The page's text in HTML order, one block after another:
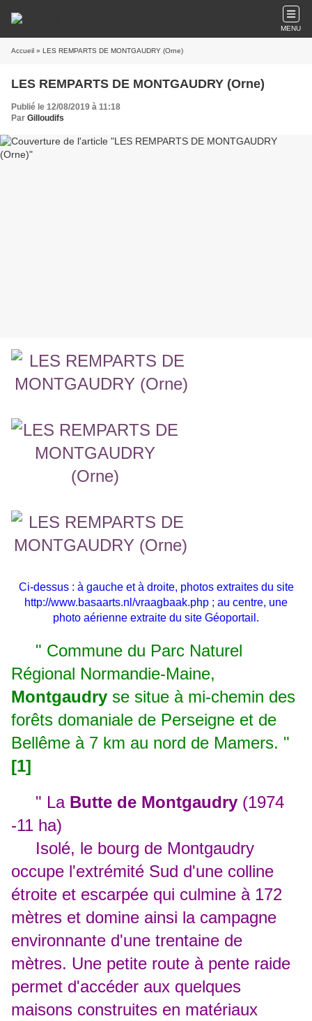
MENU
Accueil » LES REMPARTS DE MONTGAUDRY (Orne)
LES REMPARTS DE MONTGAUDRY (Orne)
Publié le 12/08/2019 à 11:18
Par Gilloudifs
Ci-dessus : à gauche et à droite, photos extraites du site
http://www.basaarts.nl/vraagbaak.php ; au centre, une
photo aérienne extraite du site Géoportail.
" Commune du Parc Naturel
Régional Normandie-Maine,
Montgaudry se situe à mi-chemin des
forêts domaniale de Perseigne et de
Bellême à 7 km au nord de Mamers. "
[1]
" La Butte de Montgaudry (1974
-11 ha)
Isolé, le bourg de Montgaudry
occupe l'extrémité Sud d'une colline
étroite et escarpée qui culmine à 172
mètres et domine ainsi la campagne
environnante d'une trentaine de
mètres. Une petite route à pente raide
permet d'accéder aux quelques
maisons construites en matériaux